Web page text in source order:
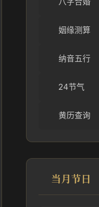
姻缘测算
纳音五行
24节气
黄历查询
当月节日